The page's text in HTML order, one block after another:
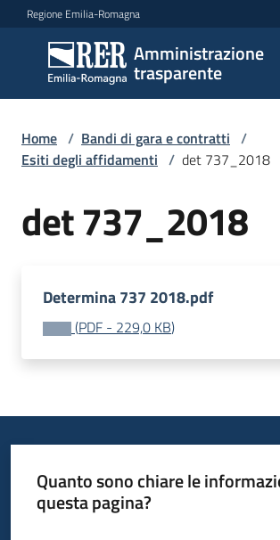
Vai al contenuto
Vai alla navigazione
Vai al footer
Regione Emilia-Romagna
Amministrazione
trasparente
Amministrazione
trasparente
Sottosezioni
Accesso
Home / Bandi di gara e contratti /
Esiti degli affidamenti / det 737_2018
det 737_2018
Determina 737 2018.pdf
(PDF - 229,0 KB)
Quanto sono chiare le
questa pagina?